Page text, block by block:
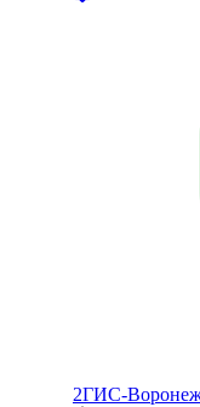
2ГИС-